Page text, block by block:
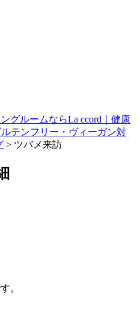
グルームならLa ccord｜健康
ルテンフリー・ヴィーガン対
> ツバメ来訪
。